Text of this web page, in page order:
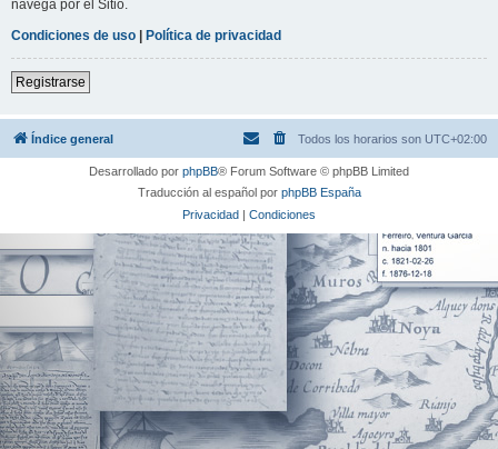
navega por el Sitio.
Condiciones de uso | Política de privacidad
Registrarse
Índice general Todos los horarios son UTC+02:00
Desarrollado por phpBB® Forum Software © phpBB Limited
Traducción al español por phpBB España
Privacidad | Condiciones